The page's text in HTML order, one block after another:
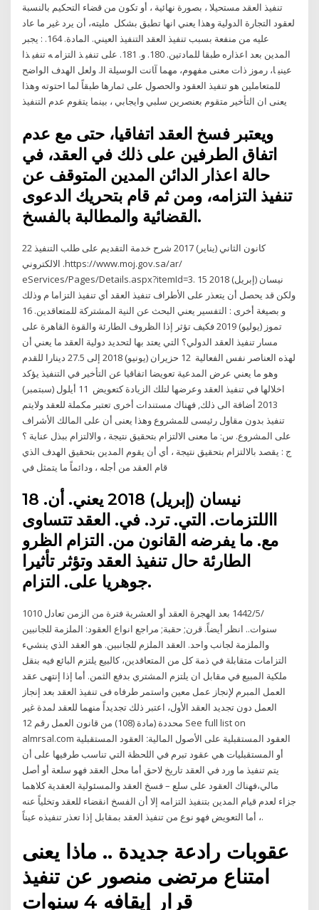
تنفيذ العقد مستحيلا ، بصورة نهائية ، أو تكون من قضاء التحكيم بالنسبة
لعقود التجارة الدولية وهذا يعني انها تطبق بشكل هﻠﻴﺘﻪ، أن ﻳﺮد ﻏﻴﺮ ﻣﺎ ﻋﺎد
ﻋﻠﻴﻪ ﻣﻦ ﻣﻨﻔﻌﺔ ﺑﺴﺒﺐ ﺗﻨﻔﻴﺬ اﻟﻌﻘﺪ اﻟﺘﻨﻔﻴﺬ اﻟﻌﻴﻨﻲ. اﻟﻤﺎدة. 164. : ﻳﺠﺒﺮ
اﻟﻤﺪﻳﻦ ﺑﻌﺪ اﻋﺬارﻩ ﻃﺒﻘﺎ ﻟﻠﻤﺎدﺗﻴﻦ. 180. و. 181. ﻋﻠﻰ ﺗﻨﻔﻴ ﺬ اﻟﺘﺰاﻣ ﻪ ﺗﻨﻔﻴ ﺬا
ﻋﻴﻨﻴ ﺎ، رﻣﻮز ذات ﻣﻌﻨﻰ ﻣﻔﻬﻮم، ﻣﻬﻤﺎ آﺎﻧﺖ اﻟﻮﺳﻴﻠﺔ اﻟ. ولعل الهدف الواضح
للمتعاملين هو تنفيذ العقود والحصول على ثمارها طبقاً لما احتوته وهذا
ويعتبر فسخ العقد اتفاقيا، حتى مع عدم
اتفاق الطرفين على ذلك في العقد، في
حالة اعذار الدائن المدين المتوقف عن
تنفيذ التزامه، ومن ثم قام بتحريك الدعوى
القضائية والمطالبة بالفسخ.
22 كانون الثاني (يناير) 2017 شرح خدمة التقديم على طلب التنفيذ
الالكتروني .https://www.moj.gov.sa/ar/
eServices/Pages/Details.aspx?itemId=3. 15 نيسان (إبريل) 2018
ولكن قد يحصل أن يتعذر على الأطراف تنفيذ العقد أي تنفيذ التزاما م وذلك
و بصيغة أخرى : التفسير يعني البحث عن النية المشتركة للمتعاقدين. 16
تموز (يوليو) 2019 فكيف تؤثر إذا الظروف الطارئة والقوة القاهرة على
مسار تنفيذ العقد الدولي؟ التي يعتد بها لتحديد دولية العقد ما يعني أن
لهذه العناصر نفس الفعالية 12 حزيران (يونيو) 2018 إلى 27.5 دينارا للقدم
وهو ما يعني عرض المدعية تعويضا اتفاقيا عن التأخير في التنفيذ يؤكد
اخلالها في تنفيذ العقد وعرضها لتلك الزيادة كتعويض 11 أيلول (سبتمبر)
2013 أضافة الى ذلك, فهناك مستندات أخرى تعتبر مكملة للعقد ولايتم
تنفيذ بدون مقاول رئيسى للمشروع وهذا يعنى أن على المالك الأشراف
على المشروع. س: ما معنى الالتزام بتحقيق نتيجة ، والالتزام ببذل عناية ؟
ج : يقصد بالالتزام بتحقيق نتيجة ، أي أن يقوم المدين بتحقيق الهدف الذي
18 نيسان (إبريل) 2018 يعني. أن.
االلتزمات. التي. ترد. في. العقد تتساوى
مع. ما يفرضه القانون من. التزام الظرو
الطارئة حال تنفيذ العقد وتؤثر تأثيرا
جوهريا على. التزام.
10‏‏/5‏‏/1442 بعد الهجرة العقد أو العشرية فترة من الزمن تعادل 10
سنوات.. انظر أيضاً. قرن; حقبة; مراجع انواع العقود: الملزمة للجانبين
والملزمة لجانب واحد. العقد الملزم للجانبين. هو العقد الذي ينشيء
التزامات متقابلة في ذمة كل من المتعاقدين، كالبيع يلتزم البائع فيه بنقل
ملكية المبيع في مقابل ان يلتزم المشتري بدفع الثمن. أما إذا إنتهى عقد
العمل المبرم لإنجاز عمل معين واستمر طرفاه فى تنفيذ العقد بعد إنجاز
العمل دون تجديد العقد الأول، اعتبر ذلك تجديداً منهما للعقد لمدة غير
محددة (مادة (108) من قانون العمل رقم 12 See full list on
almrsal.com العقود المستقبلية على الأصول المالية ׃ العقود المستقبلية
أو المستقبليات هي عقود تبرم في اللحظة التي تناسب طرفيها على أن
يتم تنفيذ ما ورد في العقد تاريخ لاحق أما محل العقد فهو سلعة أو أصل
مالي،فهناك العقود على سلع – فسخ العقد والمسئولية العقدية كلاهما
جزاء لعدم قيام المدين بتنفيذ التزامه إلا أن الفسخ انقضاء للعقد وتخلياً عنه
، أما التعويض فهو نوع من تنفيذ العقد بمقابل إذا تعذر تنفيذه عيناً.
عقوبات رادعة جديدة .. ماذا يعنى
امتناع مرتضى منصور عن تنفيذ
قرار إيقافه 4 سنوات